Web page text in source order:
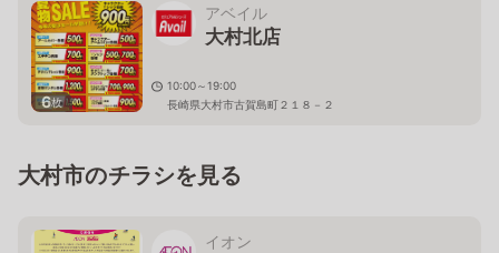
6枚
アベイル
大村北店
10:00～19:00
長崎県大村市古賀島町２１８－２
大村市のチラシを見る
イオン